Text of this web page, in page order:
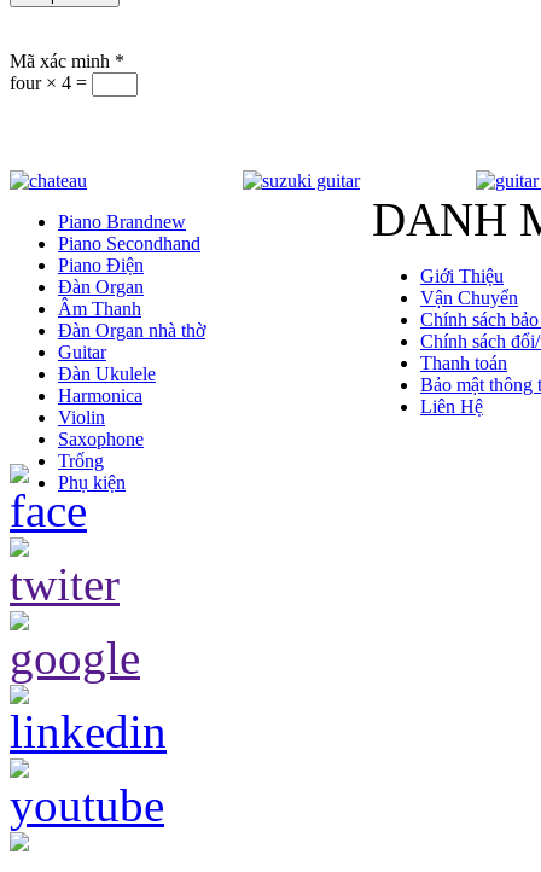
Piano Brandnew
Piano Secondhand
Piano Điện
Guitar
Đàn Ukulele
Harmonica
Violin
Saxophone
Trống
Phụ kiện
Chính sách
Thanh toán
Bảo mật thông
Đăng ký để nhận thông tin